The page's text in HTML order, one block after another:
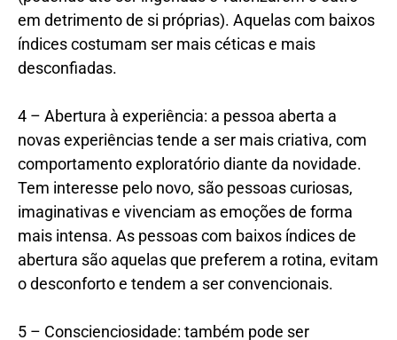
em detrimento de si próprias). Aquelas com baixos
índices costumam ser mais céticas e mais
desconfiadas.
4 – Abertura à experiência: a pessoa aberta a
novas experiências tende a ser mais criativa, com
comportamento exploratório diante da novidade.
Tem interesse pelo novo, são pessoas curiosas,
imaginativas e vivenciam as emoções de forma
mais intensa. As pessoas com baixos índices de
abertura são aquelas que preferem a rotina, evitam
o desconforto e tendem a ser convencionais.
5 – Conscienciosidade: também pode ser